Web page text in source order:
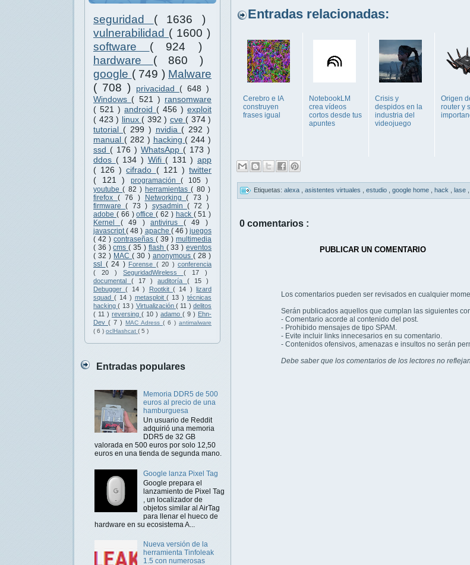
seguridad ( 1636 )
vulnerabilidad ( 1600 )
software ( 924 )
hardware ( 860 )
google ( 749 ) Malware
( 708 )
privacidad ( 648 )
Windows ( 521 ) ransomware
( 521 ) android ( 456 ) exploit
( 423 ) linux ( 392 ) cve ( 374 )
tutorial ( 299 ) nvidia ( 292 )
manual ( 282 ) hacking ( 244 )
ssd ( 176 ) WhatsApp ( 173 )
ddos ( 134 ) Wifi ( 131 ) app
( 126 )cifrado ( 121 )twitter
( 121 ) programación( 105 )
youtube( 82 ) herramientas( 80 )
firefox ( 76 ) Networking( 73 )
firmware( 73 ) sysadmin ( 72 )
adobe ( 66 )office( 62 ) hack ( 51 )
Kernel ( 49 ) antivirus ( 49 )
javascript( 48 ) apache ( 46 ) juegos
( 42 ) contraseñas ( 39 ) multimedia
( 36 )cms( 35 ) flash ( 33 )eventos
( 32 ) MAC( 30 ) anonymous ( 28 )
ssl ( 24 ) Forense ( 20 ) conferencia
( 20 )SeguridadWireless ( 17 )
documental ( 17 ) auditoría ( 15 )
Debugger( 14 ) Rootkit ( 14 ) lizard
squad ( 14 ) metasploit( 13 ) técnicas
hacking( 13 ) Virtualización ( 11 ) delitos
( 11 ) reversing ( 10 ) adamo ( 9 ) Ehn-
Dev ( 7 ) MAC Adress ( 6 ) antimalware
( 6 ) oclHashcat ( 5 )
Entradas populares
Memoria DDR5 de 500
euros al precio de una
hamburguesa
Un usuario de Reddit
adquirió una memoria
DDR5 de 32 GB
valorada en 500 euros por solo 12,50
euros en una tienda de segunda mano.
Google lanza Pixel Tag
Google prepara el
lanzamiento de Pixel Tag
, un localizador de
objetos similar al AirTag
para llenar el hueco de
hardware en su ecosistema A...
Nueva versión de la
herramienta Tinfoleak
1.5 con numerosas
Entradas relacionadas:
Cerebro e IA
construyen
frases igual
NotebookLM
crea vídeos
cortos desde tus
apuntes
Crisis y
despidos en la
industria del
videojuego
Origen
router y
Etiquetas: alexa asistentes virtuales estudio google home hack lase
0 comentarios :
PUBLICAR UN COMENTARIO
Los comentarios pueden ser revisados en cualquier
Serán publicados aquellos que cumplan las siguientes
- Comentario acorde al contenido del post.
- Prohibido mensajes de tipo SPAM.
- Evite incluir links innecesarios en su comentario.
- Contenidos ofensivos, amenazas e insultos no serán
Debe saber que los comentarios de los lectores no